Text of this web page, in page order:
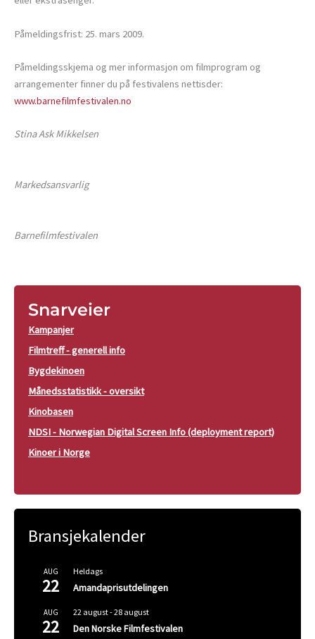
Påmeldingsfrist: 25. mars 2009.
Påmeldingsskjema og mer informasjon om filmprogram og
arrangementer finner du på festivalens nettisder:
www.barnefilmfestivalen.no
Stina Ask Mikkelsen
Markedsansvarlig
Barnefilmfestivalen
Snarveier
Kampanjer
Filmtreff - generell info
Bygdekinoen
Månedsstatistikk - oversikt
Kinobasen
NDSI - Norwegian Digital Screen Info (deployment report)
Kinoer i Norge
Bransjekalender
AUG
22
Heldags
Amandaprisutdelingen
AUG
22
22 august-28 august
Den Norske Filmfestivalen